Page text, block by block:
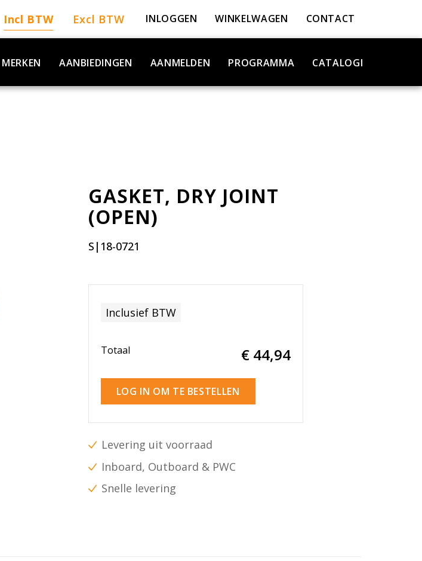
Incl BTW Excl BTW INLOGGEN WINKELWAGEN CONTACT
MERKEN AANBIEDINGEN AANMELDEN PROGRAMMA CATALOGI
GASKET, DRY JOINT
(OPEN)
S|18-0721
Inclusief BTW
Totaal € 44,94
LOG IN OM TE BESTELLEN
Levering uit voorraad
Inboard, Outboard & PWC
Snelle levering